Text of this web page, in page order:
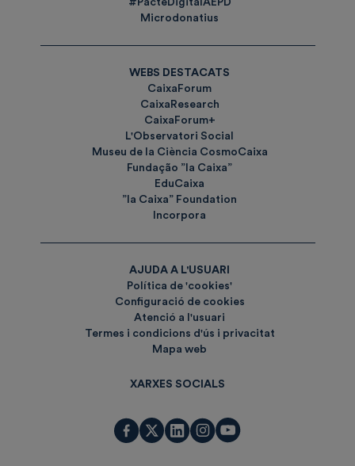
#PacteDigitalAEPD
Microdonatius
WEBS DESTACATS
CaixaForum
CaixaResearch
CaixaForum+
L'Observatori Social
Museu de la Ciència CosmoCaixa
Fundação ”la Caixa”
EduCaixa
”la Caixa” Foundation
Incorpora
AJUDA A L'USUARI
Política de 'cookies'
Configuració de cookies
Atenció a l'usuari
Termes i condicions d'ús i privacitat
Mapa web
XARXES SOCIALS